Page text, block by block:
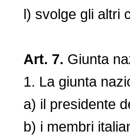
l) svolge gli altri
Art. 7. Giunta
1. La giunta
a) il presidente
b) i membri